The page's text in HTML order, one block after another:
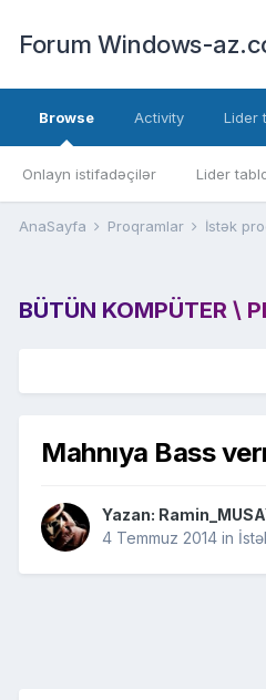
Forum Windows-
Browse
Onlayn istifadəçilər Lider
Activity Lider
AnaSayfa Proqramlar İstək
BÜTÜN KOMPÜTER \
Mahnıya Bass
Yazan:
4 Temmuz 2014 in